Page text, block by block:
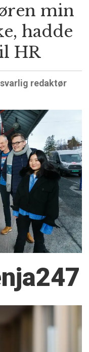
min
hadde
HR
redaktør